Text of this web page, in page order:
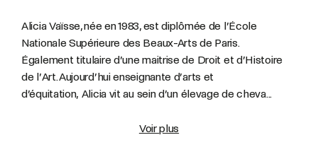
Alicia Vaïsse, née en 1983, est diplômée de l’École
Nationale Supérieure des Beaux-Arts de Paris.
Également titulaire d’une maitrise de Droit et d’Histoire
de l’Art. Aujourd’hui enseignante d’arts et
d’équitation, Alicia vit au sein d’un élevage de cheva...
Voir plus